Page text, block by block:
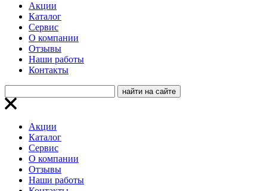
Акции
Каталог
Сервис
О компании
Отзывы
Наши работы
Контакты
Акции
Каталог
Сервис
О компании
Отзывы
Наши работы